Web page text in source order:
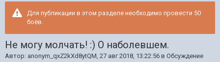
Для публикации в этом разделе необходимо провести 50
боёв.
Не могу молчать! :) О наболевшем.
Автор: anonym_qxZ2kXd8ytQM, 27 авг 2018, 13:22:56 в Обсуждение